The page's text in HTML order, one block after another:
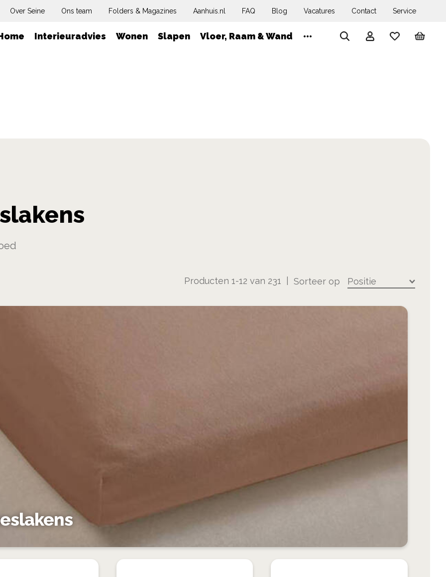
Over Seine Ons team Folders & Magazines Aanhuis.nl FAQ Blog Vacatures Contact Service
Interieuradvies Wonen Slapen Vloer, Raam & Wand Search
Account
Producten 1-12 van 231 Sorteer op